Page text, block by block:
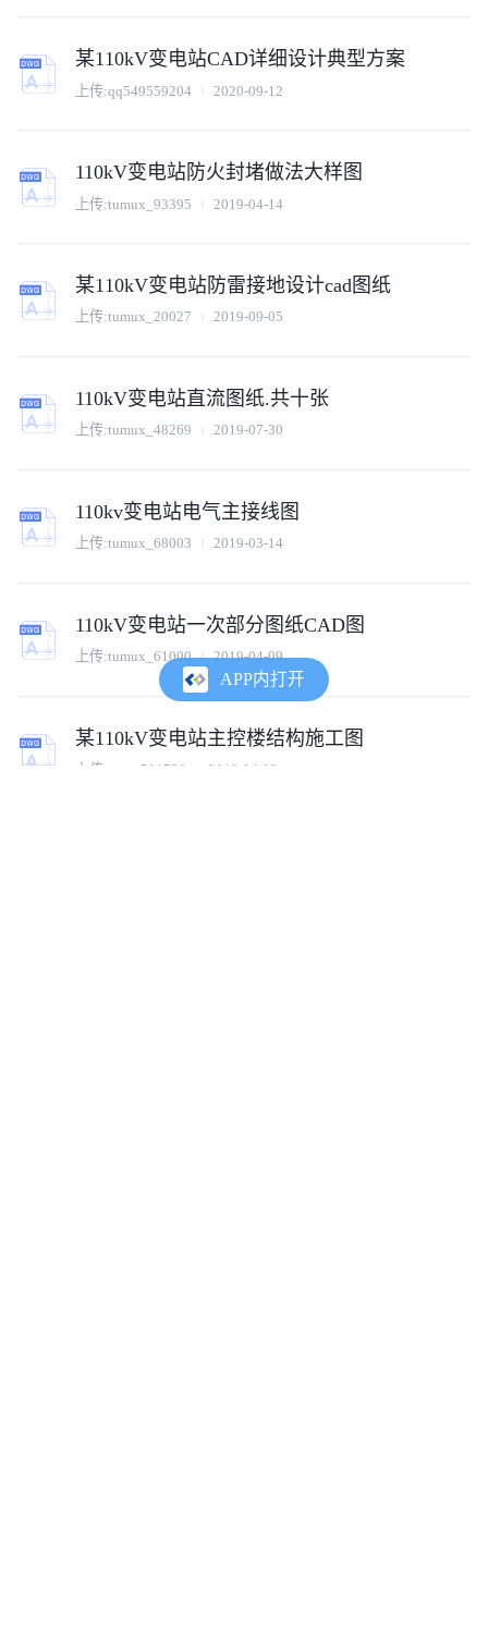
某110kV变电站CAD详细设计典型方案
上传:qq549559204 2020-09-12
110kV变电站防火封堵做法大样图
上传:tumux_93395 2019-04-14
某110kV变电站防雷接地设计cad图纸
上传:tumux_20027 2019-09-05
110kV变电站直流图纸.共十张
上传:tumux_48269 2019-07-30
110kv变电站电气主接线图
上传:tumux_68003 2019-03-14
110kV变电站一次部分图纸CAD图
上传:tumux_61000 2019-04-09
某110kV变电站主控楼结构施工图
上传: wewe511520 2019-04-02
APP内打开